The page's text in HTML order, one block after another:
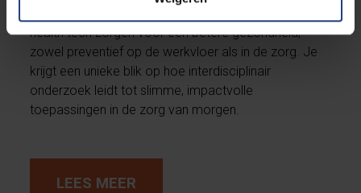
health tech zorgen voor een betere gezondheid,
zowel preventief op de werkvloer als in de zorg. Je
krijgt een unieke blik op hoe interdisciplinair
onderzoek leidt tot slimme, impactvolle
toepassingen in de zorg van morgen.
LEES MEER